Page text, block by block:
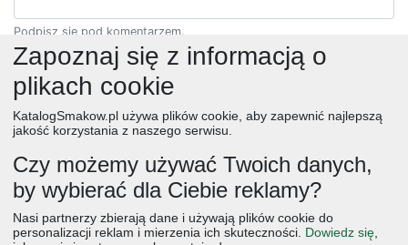
Podpisz się pod komentarzem.
desery
salatki
boże narodzenie warzywa wielkanoc przekaski
Zapoznaj się z informacją o
plikach cookie
KatalogSmakow.pl używa plików cookie, aby zapewnić najlepszą
jakość korzystania z naszego serwisu.
Czy możemy używać Twoich danych,
by wybierać dla Ciebie reklamy?
Nasi partnerzy zbierają dane i używają plików cookie do
personalizacji reklam i mierzenia ich skuteczności. Dowiedz się